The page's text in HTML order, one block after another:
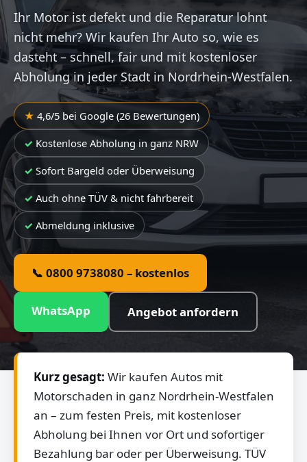
Ihr Motor ist defekt und die Reparatur lohnt
nicht mehr? Wir kaufen Ihr Auto so, wie es
dasteht – schnell, fair und mit kostenloser
Abholung in jeder Stadt in Nordrhein-Westfalen.
4,6/5 bei Google (26 Bewertungen)
Kostenlose Abholung in ganz NRW
Sofort Bargeld oder Überweisung
Auch ohne TÜV & nicht fahrbereit
Abmeldung inklusive
📞 0800 9738080 – kostenlos
WhatsApp Angebot anfordern
Kurz gesagt: Wir kaufen Autos mit
Motorschaden in ganz Nordrhein-Westfalen
an – zum festen Preis, mit kostenloser
Abholung bei Ihnen vor Ort und sofortiger
Bezahlung bar oder per Überweisung. TÜV